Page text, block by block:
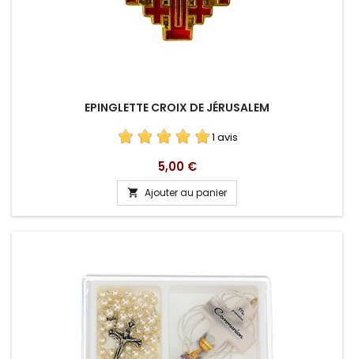
EPINGLETTE CROIX DE JÉRUSALEM
1 avis
Prix
5,00 €
 Ajouter au panier